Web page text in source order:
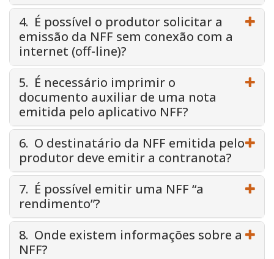
4. É possível o produtor solicitar a
emissão da NFF sem conexão com a
internet (off-line)?
5. É necessário imprimir o
documento auxiliar de uma nota
emitida pelo aplicativo NFF?
6. O destinatário da NFF emitida pelo
produtor deve emitir a contranota?
7. É possível emitir uma NFF “a
rendimento”?
8. Onde existem informações sobre a
NFF?